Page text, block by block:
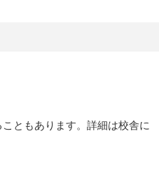
ともあります。詳細は校舎に